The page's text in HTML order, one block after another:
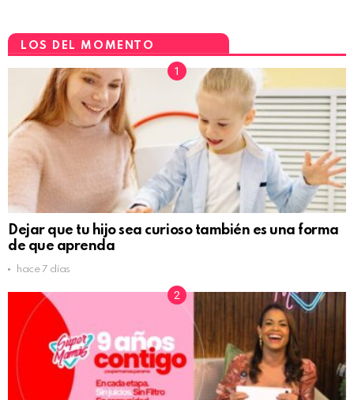
LOS DEL MOMENTO
Dejar que tu hijo sea curioso también es una forma
de que aprenda
hace 7 días